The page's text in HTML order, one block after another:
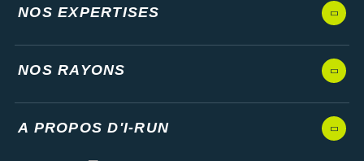
NOS EXPERTISES
NOS RAYONS
A PROPOS D'I-RUN